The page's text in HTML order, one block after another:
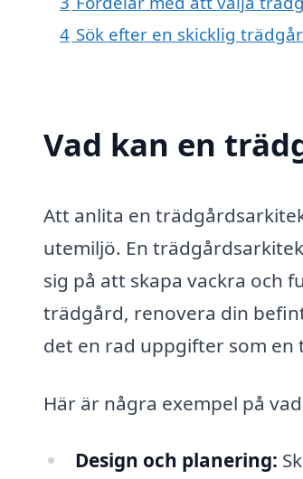
4 Sök efter en skicklig
Vad kan en
Att anlita en
utemiljö. En
sig på att skapa vackra och
trädgård, renovera din
det en rad uppgifter som
Här är några exempel på
Design och planering: